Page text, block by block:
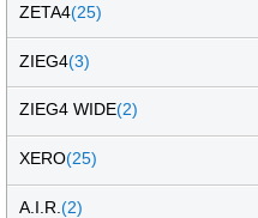
ZETA4(25)
ZIEG4(3)
ZIEG4 WIDE(2)
XERO(25)
A.I.R. (2)